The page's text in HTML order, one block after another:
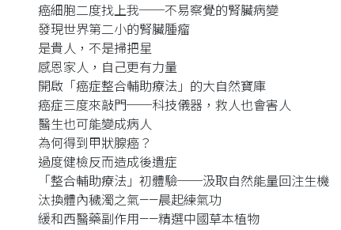
癌細胞二度找上我──不易察覺的腎臟病變
發現世界第二小的腎臟腫瘤
是貴人，不是掃把星
感恩家人，自己更有力量
開啟「癌症整合輔助療法」的大自然寶庫
癌症三度來敲門──科技儀器，救人也會害人
醫生也可能變成病人
為何得到甲狀腺癌？
過度健檢反而造成後遺症
「整合輔助療法」初體驗──汲取自然能量回注生機
汰換體內穢濁之氣——晨起練氣功
緩和西醫藥副作用——精選中國草本植物